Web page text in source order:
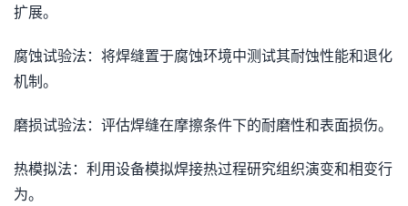
扩展。
腐蚀试验法：将焊缝置于腐蚀环境中测试其耐蚀性能和退化
机制。
磨损试验法：评估焊缝在摩擦条件下的耐磨性和表面损伤。
热模拟法：利用设备模拟焊接热过程研究组织演变和相变行
为。